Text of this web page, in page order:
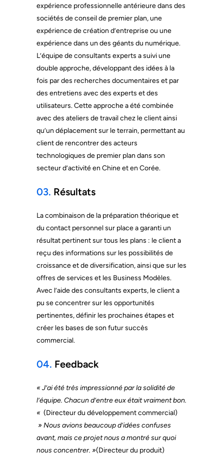
expérience professionnelle antérieure dans des
sociétés de conseil de premier plan, une
expérience de création d’entreprise ou une
expérience dans un des géants du numérique.
L’équipe de consultants experts a suivi une
double approche, développant des idées à la
fois par des recherches documentaires et par
des entretiens avec des experts et des
utilisateurs. Cette approche a été combinée
avec des ateliers de travail chez le client ainsi
qu’un déplacement sur le terrain, permettant au
client de rencontrer des acteurs
technologiques de premier plan dans son
secteur d’activité en Chine et en Corée.
03. Résultats
La combinaison de la préparation théorique et
du contact personnel sur place a garanti un
résultat pertinent sur tous les plans : le client a
reçu des informations sur les possibilités de
croissance et de diversification, ainsi que sur les
offres de services et les Business Modèles.
Avec l’aide des consultants experts, le client a
pu se concentrer sur les opportunités
pertinentes, définir les prochaines étapes et
créer les bases de son futur succès
commercial.
04. Feedback
« J’ai été très impressionné par la solidité de
l’équipe. Chacun d’entre eux était vraiment bon.
« (Directeur du développement commercial)
» Nous avions beaucoup d’idées confuses
avant, mais ce projet nous a montré sur quoi
nous concentrer. »(Directeur du produit)